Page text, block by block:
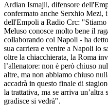
Ardian Ismajli, difensore
confermato anche Serxhio Mezi,
dell'Empoli a Radio Crc:
Meluso conosce molto bene il
collaborando col Napoli - ha
sua carriera e venire a Napoli lo
oltre la chiacchierata, la Roma
l’allenatore: non è però chiuso
altre, ma non abbiamo chiuso
accadrà in questo finale di
la trattativa, ma se arriva un’altra
gradisce si vedrà".